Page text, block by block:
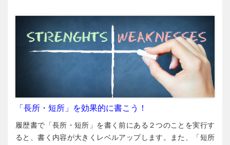
「長所・短所」を効果的に書こう！
履歴書で「長所・短所」を書く前にある２つのことを実行す
ると、書く内容が大きくレベルアップします。また、「短所